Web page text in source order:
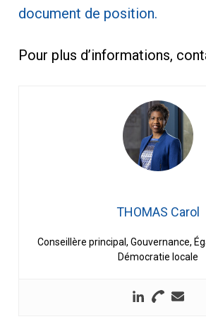
document de position.
Pour plus d’informations,
THOMAS Carol
Conseillère principal, Gouvernance,
Démocratie locale